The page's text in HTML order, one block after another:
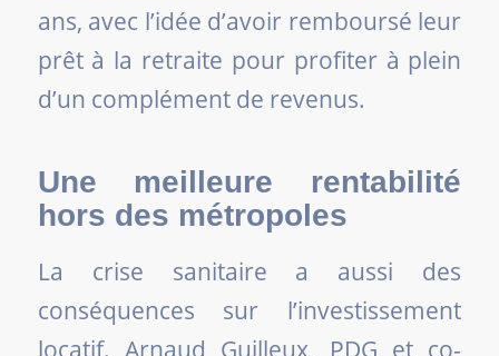
ans, avec l’idée d’avoir remboursé leur
prêt à la retraite pour profiter à plein
d’un complément de revenus.
Une meilleure rentabilité
hors des métropoles
La crise sanitaire a aussi des
conséquences sur l’investissement
locatif. Arnaud Guilleux, PDG et co-